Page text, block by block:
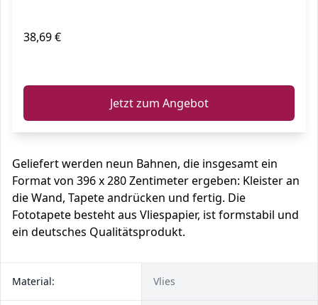
38,69 €
Jetzt zum Angebot
Geliefert werden neun Bahnen, die insgesamt ein
Format von 396 x 280 Zentimeter ergeben: Kleister an
die Wand, Tapete andrücken und fertig. Die
Fototapete besteht aus Vliespapier, ist formstabil und
ein deutsches Qualitätsprodukt.
Material: Vlies